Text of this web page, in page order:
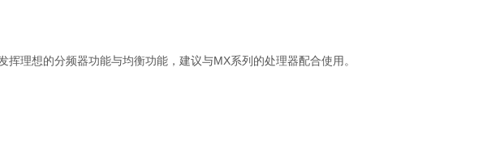
理想的分频器功能与均衡功能，建议与MX系列的处理器配合使用。